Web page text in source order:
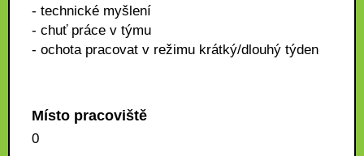
- technické myšlení
- chuť práce v týmu
- ochota pracovat v režimu krátký/dlouhý týden
Místo pracoviště
0